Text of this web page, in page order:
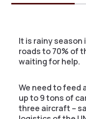
It is rainy season
roads to 70% of
waiting for help.
We need to feed
up to 9 tons of
three aircraft –